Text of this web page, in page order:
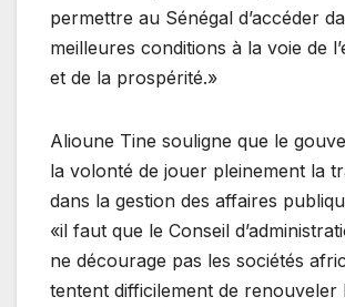
permettre au Sénégal d’accéder
meilleures conditions à la voie de
et de la prospérité.»
Alioune Tine souligne que le
la volonté de jouer pleinement la
dans la gestion des affaires
«il faut que le Conseil
ne décourage pas les sociétés
tentent difficilement de renouveler